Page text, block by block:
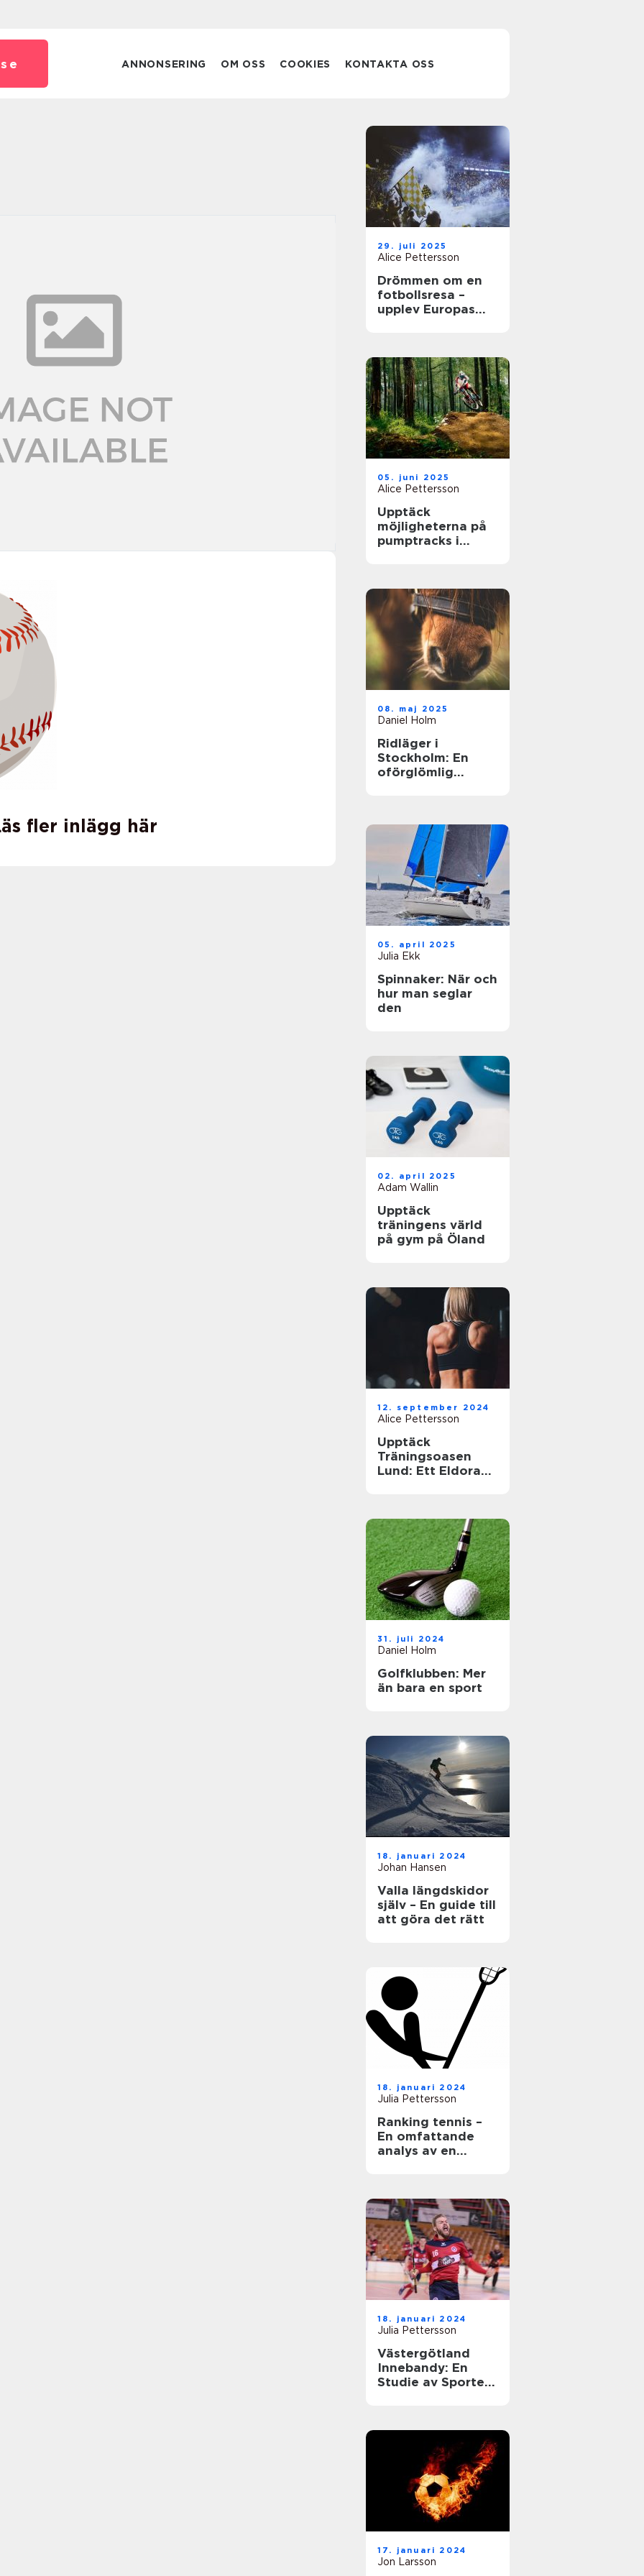
se ANNONSERING OM OSS COOKIES KONTAKTA OSS
fler inlägg här
29. juli 2025
Alice Pettersson
Drömmen om en
fotbollsresa –
upplev Europas
05. juni 2025
Alice Pettersson
Upptäck
möjligheterna på
pumptracks i
08. maj 2025
Daniel Holm
Ridläger i
Stockholm: En
oförglömlig
05. april 2025
Julia Ekk
Spinnaker: När och
hur man seglar
den
02. april 2025
Adam Wallin
Upptäck
träningens värld
på gym på Öland
12. september 2024
Alice Pettersson
Upptäck
Träningsoasen
Lund: Ett Eldorado
31. juli 2024
Daniel Holm
Golfklubben: Mer
än bara en sport
18. januari 2024
Johan Hansen
Valla längdskidor
själv – En guide till
att göra det rätt
18. januari 2024
Julia Pettersson
Ranking tennis –
En omfattande
analys av en
18. januari 2024
Julia Pettersson
Västergötland
Innebandy: En
Studie av Sporten
17. januari 2024
Jon Larsson